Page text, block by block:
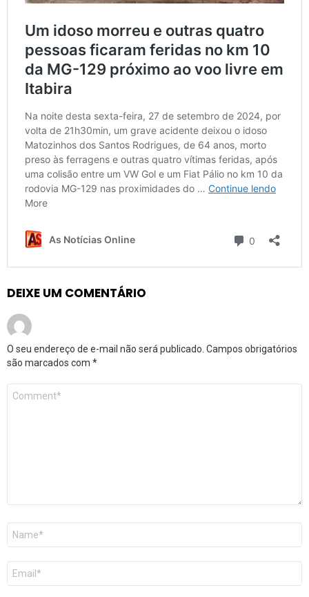
DEIXE UM COMENTÁRIO
O seu endereço de e-mail não será publicado. Campos obrigatórios
são marcados com *
Comentário
Nome
E-
mail
*